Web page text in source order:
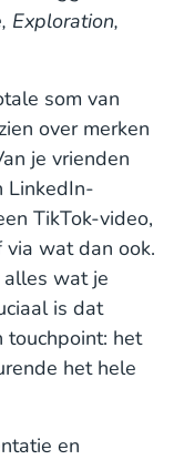
Exploration,
som van
over merken
je vrienden
LinkedIn-
TikTok-video,
wat dan ook.
alles wat je
is dat
touchpoint: het
het hele
en